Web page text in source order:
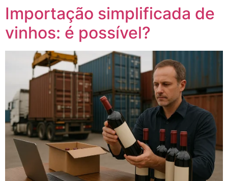
Importação simplificada de
vinhos: é possível?